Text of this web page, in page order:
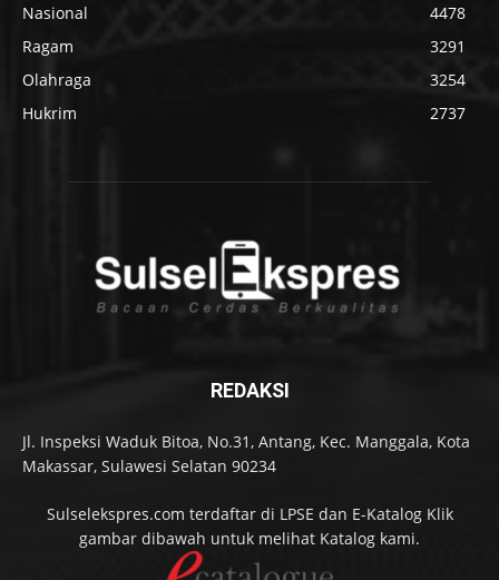
Nasional
4478
Ragam
3291
Olahraga
3254
Hukrim
2737
REDAKSI
Jl. Inspeksi Waduk Bitoa, No.31, Antang, Kec. Manggala, Kota
Makassar, Sulawesi Selatan 90234
Sulselekspres.com terdaftar di LPSE dan E-Katalog Klik
gambar dibawah untuk melihat Katalog kami.